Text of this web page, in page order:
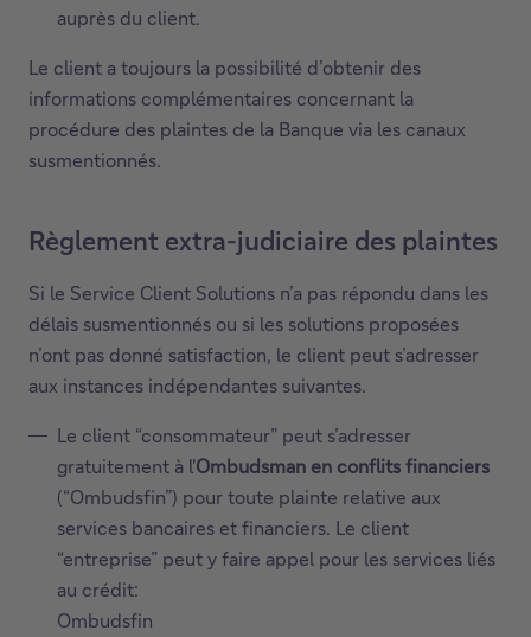
auprès du client.
Le client a toujours la possibilité d’obtenir des
informations complémentaires concernant la
procédure des plaintes de la Banque via les canaux
susmentionnés.
Règlement extra-judiciaire des plaintes
Si le Service Client Solutions n’a pas répondu dans les
délais susmentionnés ou si les solutions proposées
n’ont pas donné satisfaction, le client peut s’adresser
aux instances indépendantes suivantes.
Le client “consommateur” peut s’adresser
gratuitement à l'Ombudsman en conflits financiers
(“Ombudsfin”) pour toute plainte relative aux
services bancaires et financiers. Le client
“entreprise” peut y faire appel pour les services liés
au crédit:
Ombudsfin